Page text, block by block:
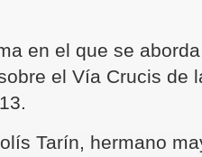
en el que se
el Vía Crucis de
Tarín, hermano